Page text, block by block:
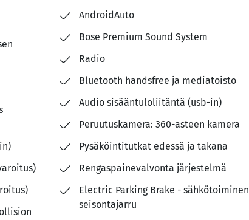
AndroidAuto
Bose Premium Sound System
Radio
Bluetooth handsfree ja mediatoisto
Audio sisääntuloliitäntä (usb-in)
Peruutuskamera: 360-asteen kamera
Pysäköintitutkat edessä ja takana
Rengaspainevalvonta järjestelmä
Electric Parking Brake - sähkötoiminen
seisontajarru